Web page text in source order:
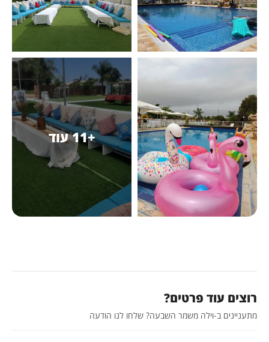
+11 עוד
רוצים עוד פרטים?
מתעניינים ב-וילה משמר השבעה? שלחו לנו הודעה